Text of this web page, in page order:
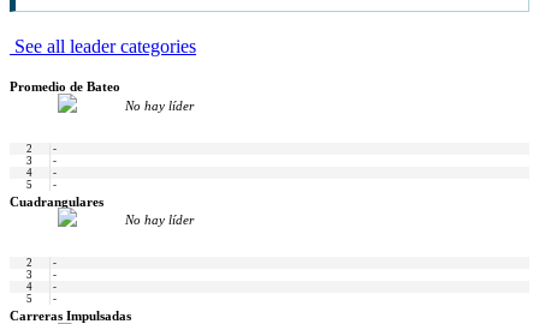
See all leader categories
Promedio de Bateo
No hay líder
2
-
3
-
4
-
5
-
Cuadrangulares
No hay líder
2
-
3
-
4
-
5
-
Carreras Impulsadas